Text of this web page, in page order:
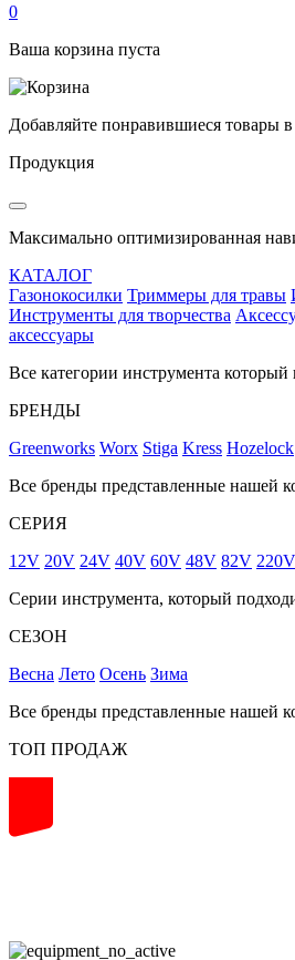
0
Ваша корзина пуста
Добавляйте понравившиеся товары
Продукция
Максимально оптимизированная
КАТАЛОГ
Газонокосилки Триммеры для травы
Инструменты для творчества
аксессуары
Все категории инструмента
БРЕНДЫ
Greenworks Worx Stiga Kress Hozelock
Все бренды представленные нашей
СЕРИЯ
12V 20V 24V 40V 60V 48V 82V 220V
Серии инструмента, который
СЕЗОН
Весна Лето Осень Зима
Все бренды представленные нашей
ТОП ПРОДАЖ